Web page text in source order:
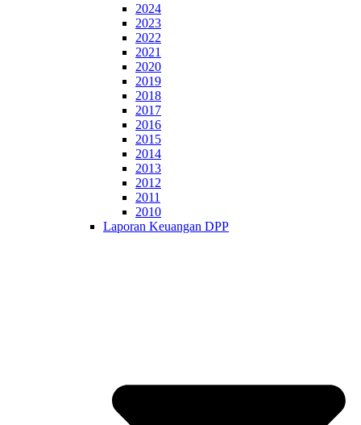
2024
2023
2022
2021
2020
2019
2018
2017
2016
2015
2014
2013
2012
2011
2010
Laporan Keuangan DPP